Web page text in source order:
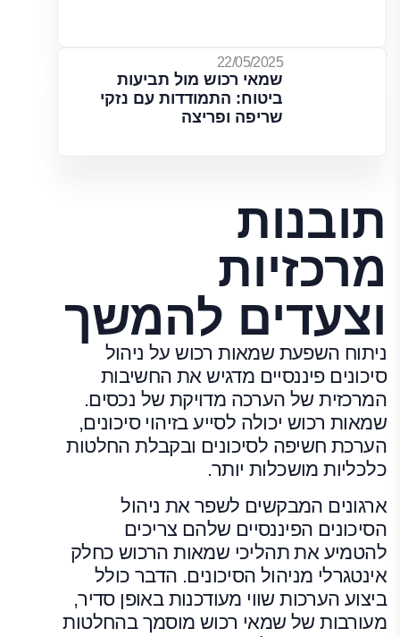
22/05/2025
שמאי רכוש מול תביעות
ביטוח: התמודדות עם נזקי
שריפה ופריצה
תובנות
מרכזיות
וצעדים להמשך
ניתוח השפעת שמאות רכוש על ניהול
סיכונים פיננסיים מדגיש את החשיבות
המרכזית של הערכה מדויקת של נכסים.
שמאות רכוש יכולה לסייע בזיהוי סיכונים,
הערכת חשיפה לסיכונים ובקבלת החלטות
כלכליות מושכלות יותר.
ארגונים המבקשים לשפר את ניהול
הסיכונים הפיננסיים שלהם צריכים
להטמיע את תהליכי שמאות הרכוש כחלק
אינטגרלי מניהול הסיכונים. הדבר כולל
ביצוע הערכות שווי מעודכנות באופן סדיר,
מעורבות של שמאי רכוש מוסמך בהחלטות